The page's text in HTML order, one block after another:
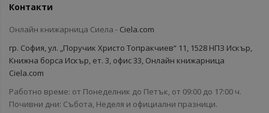
Контакти
Онлайн книжарница Сиела - Ciela.com
гр. София, ул. „Поручик Христо Топракчиев“ 11, 1528 НПЗ Искър,
Книжна борса Искър, ет. 3, офис 33, Онлайн книжарница
Ciela.com
Работно време: от Понеделник до Петък, от 09:00 до 17:00 ч.
Почивни дни: Събота, Неделя и официални празници.